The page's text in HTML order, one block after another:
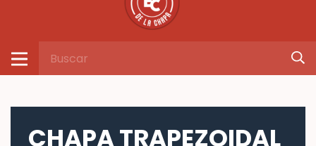
CHAPA TRAPEZOIDAL